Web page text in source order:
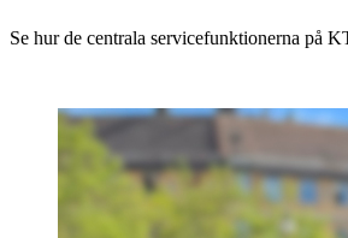
Se hur de centrala servicefunktionerna på